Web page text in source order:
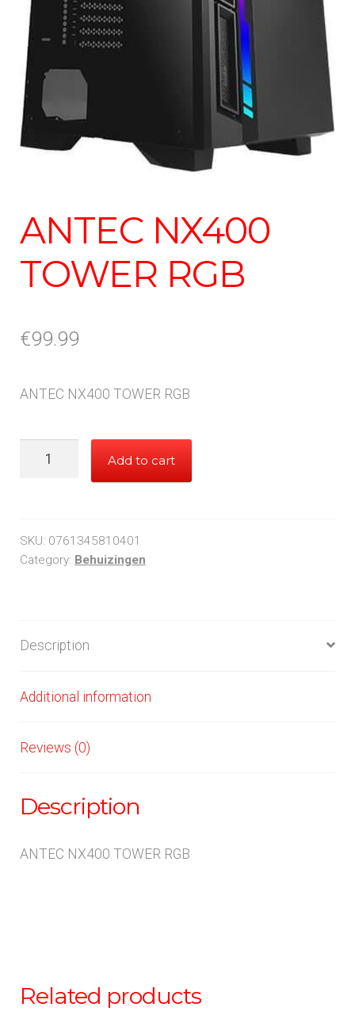
ANTEC NX400
TOWER RGB
€99.99
ANTEC NX400 TOWER RGB
quantity
Add to cart
SKU: 0761345810401
Category: Behuizingen
Description
Additional information
Reviews (0)
Description
ANTEC NX400 TOWER RGB
Related products